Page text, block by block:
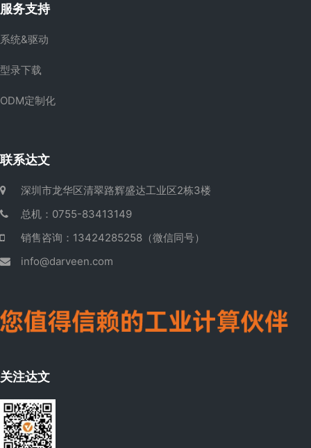
服务支持
系统&驱动
型录下载
ODM定制化
联系达文
深圳市龙华区清翠路辉盛达工业区2栋3楼
总机：0755-83413149
销售咨询：13424285258（微信同号）
info@darveen.com
关注达文